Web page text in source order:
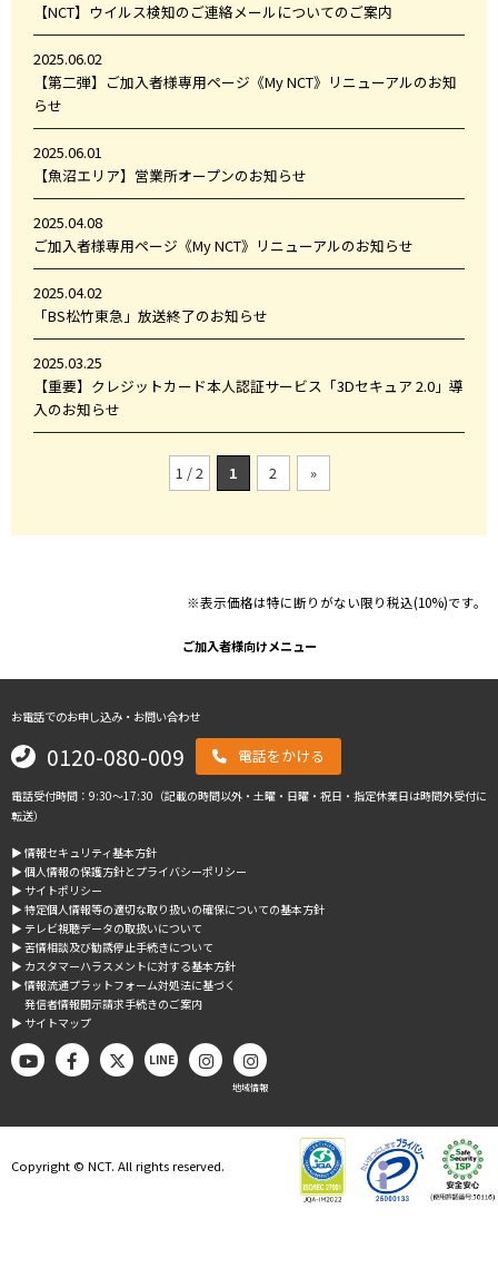
【NCT】ウイルス検知のご連絡メールについてのご案内
2025.06.02
【第二弾】ご加入者様専用ページ《My NCT》リニューアルのお知
らせ
2025.06.01
【魚沼エリア】営業所オープンのお知らせ
2025.04.08
ご加入者様専用ページ《My NCT》リニューアルのお知らせ
2025.04.02
「BS松竹東急」放送終了のお知らせ
2025.03.25
【重要】クレジットカード本人認証サービス「3Dセキュア 2.0」導
入のお知らせ
1 / 2 1 2 »
※表示価格は特に断りがない限り税込(10%)です。
ご加入者様向けメニュー
お電話でのお申し込み・お問い合わせ
0120-080-009 電話をかける
電話受付時間：9:30～17:30（記載の時間以外・土曜・日曜・祝日・指定休業日は時間外受付に
転送）
▶︎ 情報セキュリティ基本方針
▶︎ 個人情報の保護方針とプライバシーポリシー
▶︎ サイトポリシー
▶︎ 特定個人情報等の適切な取り扱いの確保についての基本方針
▶︎ テレビ視聴データの取扱いについて
▶︎ 苦情相談及び勧誘停止手続きについて
▶︎ カスタマーハラスメントに対する基本方針
▶︎ 情報流通プラットフォーム対処法に基づく
発信者情報開示請求手続きのご案内
▶︎ サイトマップ
LINE
地域情報
Copyright © NCT. All rights reserved.